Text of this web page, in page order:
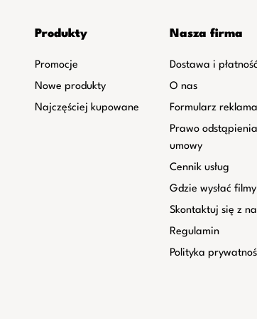
Produkty
Promocje
Nowe produkty
Najczęściej kupowane
Nasza firma
Dostawa i płatność
O nas
Formularz
Prawo
umowy
Cennik usług
Gdzie wysłać filmy
Skontaktuj się z
Regulamin
Polityka